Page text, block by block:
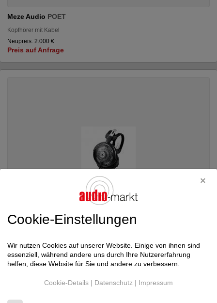
Meze Audio POET
Kopfhörer mit Kabel
Neupreis: 2.000 €
Preis auf Anfrage
Kopfhörer mit Kabel
Neupreis: 2.190 €
Cookie-Einstellungen
Wir nutzen Cookies auf unserer Website. Einige von ihnen sind
essenziell, während andere uns durch Ihre Nutzererfahrung
helfen, diese Website für Sie und andere zu verbessern.
Cookie-Details | Datenschutz | Impressum